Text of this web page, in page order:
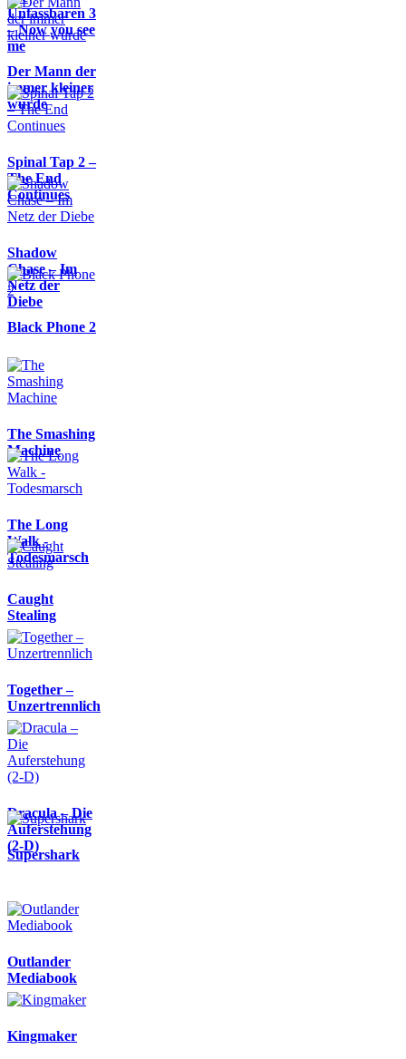
Unfassbaren 3
– Now you see
me
Der Mann der
immer kleiner
wurde
Spinal Tap 2 –
The End
Continues
Shadow
Chase – Im
Netz der
Diebe
Black Phone 2
The Smashing
Machine
The Long
Walk -
Todesmarsch
Caught
Stealing
Together –
Unzertrennlich
Dracula – Die
Auferstehung
(2-D)
Supershark
Outlander
Mediabook
Kingmaker